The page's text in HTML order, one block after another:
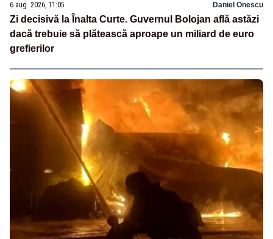
6 aug. 2026, 11:05 Daniel Onescu
Zi decisivă la Înalta Curte. Guvernul Bolojan află astăzi
dacă trebuie să plătească aproape un miliard de euro
grefierilor